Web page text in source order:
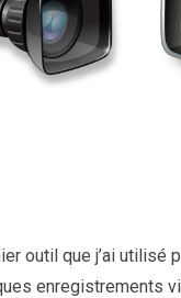
outil que j’ai utilisé
enregistrements